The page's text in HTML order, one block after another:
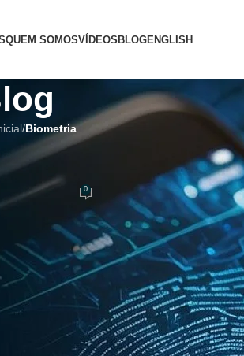
QUEM SOMOSVÍDEOSBLOGENGLISH
/Biometria
Caminhos Possíveis
de 2026 0
Caminhos Possíveis
bancários ou entrar em ambientes
Mas quando falamos de crianças e
de dificuldades que vão além da técnica,